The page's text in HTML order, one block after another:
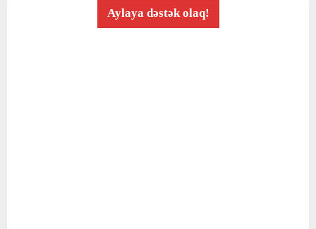
Aylaya dəstək olaq!